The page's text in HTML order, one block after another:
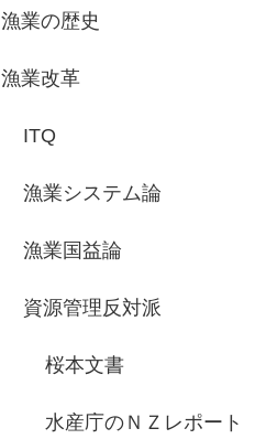
漁業の歴史
漁業改革
ITQ
漁業システム論
漁業国益論
資源管理反対派
桜本文書
水産庁のＮＺレポート